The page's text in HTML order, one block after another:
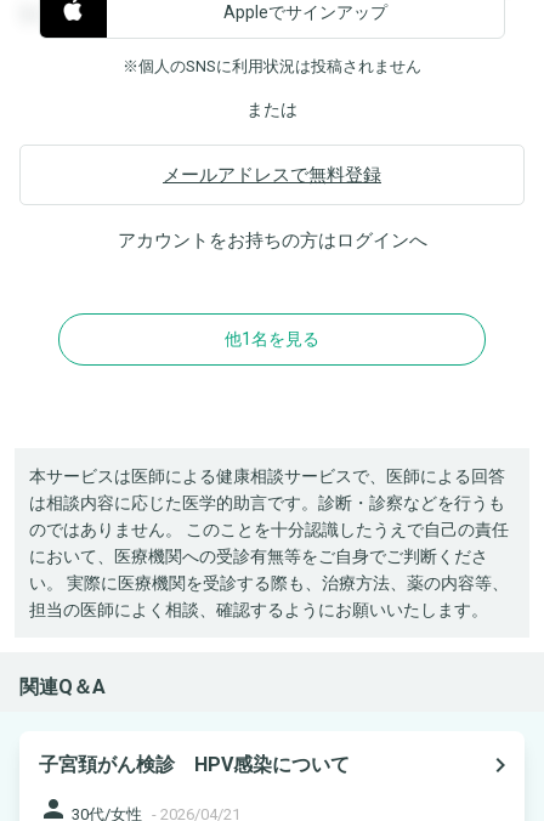
覧することができます。
Appleでサインアップ
※個人のSNSに利用状況は投稿されません
または
メールアドレスで無料登録
アカウントをお持ちの方はログインへ
他1名を見る
本サービスは医師による健康相談サービスで、医師による回答
は相談内容に応じた医学的助言です。診断・診察などを行うも
のではありません。 このことを十分認識したうえで自己の責任
において、医療機関への受診有無等をご自身でご判断くださ
い。 実際に医療機関を受診する際も、治療方法、薬の内容等、
担当の医師によく相談、確認するようにお願いいたします。
関連Q＆A
子宮頚がん検診 HPV感染について
navigate_next
person 30代/女性 - 2026/04/21